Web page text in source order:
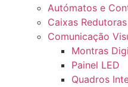
Autómatos e
Caixas Redutoras
Comunicação
Montras
Painel LED
Quadros